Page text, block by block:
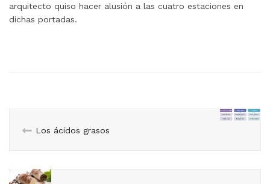
arquitecto quiso hacer alusión a las cuatro estaciones en
dichas portadas.
Los ácidos grasos